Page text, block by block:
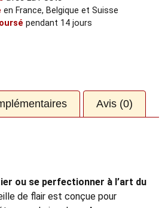
en France, Belgique et Suisse
pendant 14 jours
Avis (0)
ou se perfectionner à l’art du
de flair est conçue pour